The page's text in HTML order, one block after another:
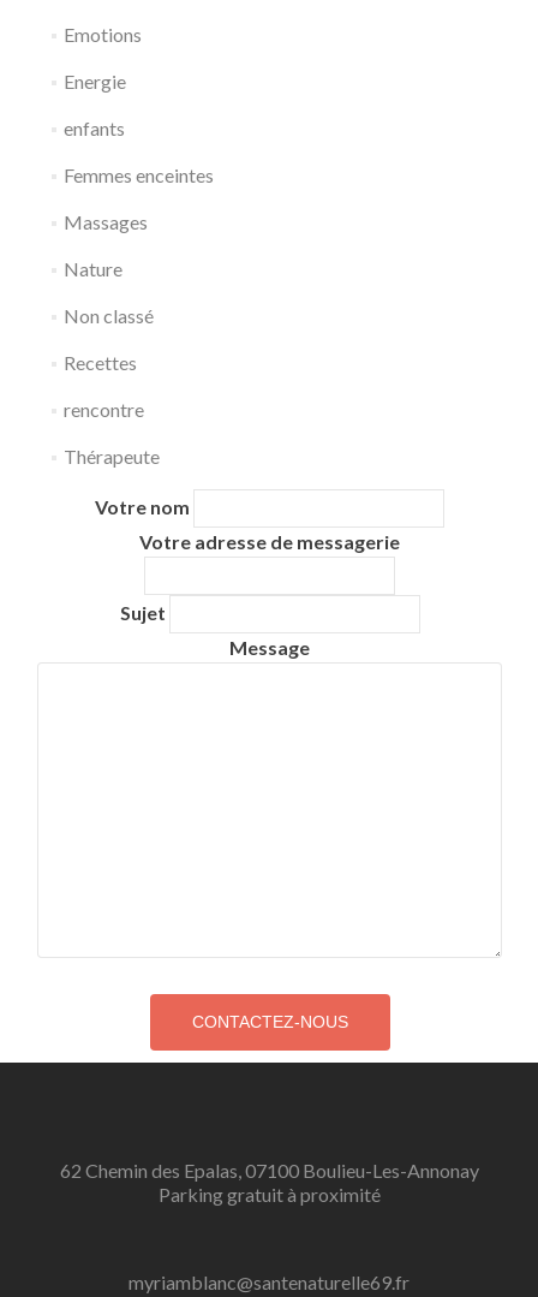
Emotions
Energie
enfants
Femmes enceintes
Massages
Nature
Non classé
Recettes
rencontre
Thérapeute
Votre nom
Votre adresse de messagerie
Sujet
Message
62 Chemin des Epalas, 07100 Boulieu-Les-Annonay
Parking gratuit à proximité
myriamblanc@santenaturelle69.fr